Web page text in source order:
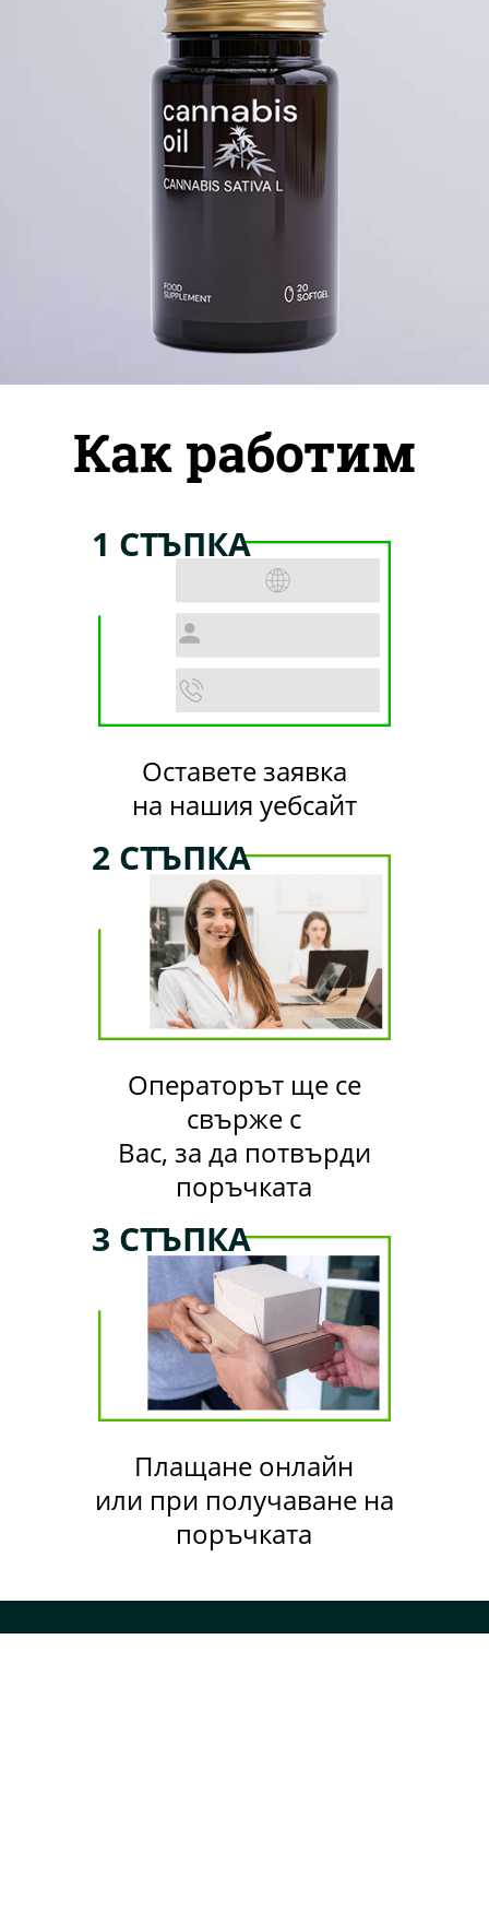
Как работим
1 СТЪПКА
Оставете заявка
на нашия уебсайт
2 СТЪПКА
Операторът ще се
свърже с
Вас, за да потвърди
поръчката
3 СТЪПКА
Плащане онлайн
или при получаване на
поръчката